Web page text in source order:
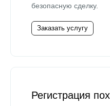
безопасную сделку.
Заказать услугу
Регистрация